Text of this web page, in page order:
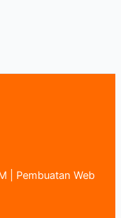
| Pembuatan Web